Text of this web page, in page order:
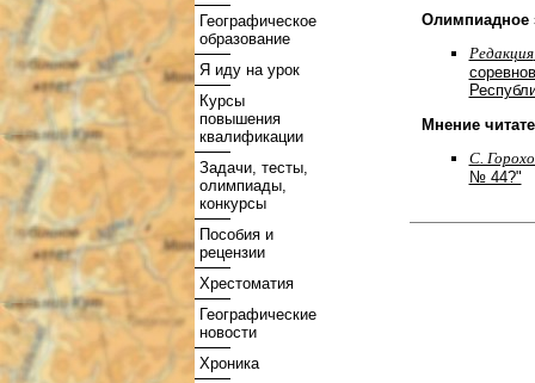
Географическое
образование
Я иду на урок
Курсы
повышения
квалификации
Задачи, тесты,
олимпиады,
конкурсы
Пособия и
рецензии
Хрестоматия
Географические
новости
Хроника
Олимпиадное
Редакция
Мнение
С.
№ 44?"